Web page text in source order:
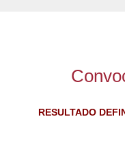
RESULTADO